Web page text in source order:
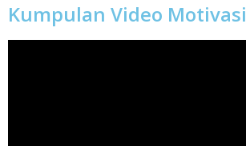
Kumpulan Video Motivasi